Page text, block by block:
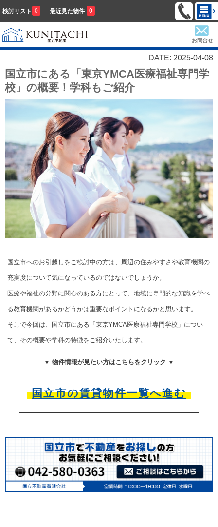
検討リスト 0 最近見た物件 0
お問合せ
DATE: 2025-04-08
国立市にある「東京YMCA医療福祉専門学
校」の概要！学科もご紹介
国立市へのお引越しをご検討中の方は、周辺の住みやすさや教育機関の
充実度について気になっているのではないでしょうか。
医療や福祉の分野に関心のある方にとって、地域に専門的な知識を学べ
る教育機関があるかどうかは重要なポイントになるかと思います。
そこで今回は、国立市にある「東京YMCA医療福祉専門学校」につい
て、その概要や学科の特徴をご紹介いたします。
▼ 物件情報が見たい方はこちらをクリック ▼
国立市の賃貸物件一覧へ進む